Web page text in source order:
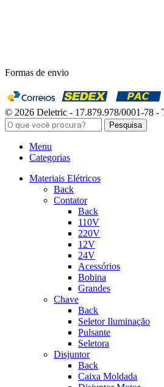
Formas de envio
© 2026 Deletric - 17.879.978/0001-78 -
Pesquisa
Menu
Categorias
Materiais Elétricos
Back
Contator
Back
110V
220V
12V
24V
Acessórios
Bobina
Grandes
Chave
Back
Seletor Iluminação
Pulsante
Seletora
Disjuntor
Back
Caixa Moldada